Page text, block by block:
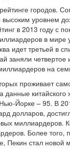
городов.
уровнем
в 2013 году с
в
идет третьей в
заняли
на
проживает
Йорке – 95. В
долларов,
миллиардеров.
Более
Пекин стал новой